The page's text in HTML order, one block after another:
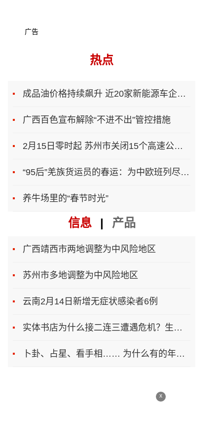
广告
热点
成品油价格持续飙升 近20家新能源车企上调售价
广西百色宣布解除“不进不出”管控措施
2月15日零时起 苏州市关闭15个高速公路入口
“95后”羌族货运员的春运：为中欧班列尽一份力
养牛场里的“春节时光”
信息 | 产品
广西靖西市两地调整为中风险地区
苏州市多地调整为中风险地区
云南2月14日新增无症状感染者6例
实体书店为什么接二连三遭遇危机？生存之道在哪
卜卦、占星、看手相…… 为什么有的年轻人总想算一卦
x